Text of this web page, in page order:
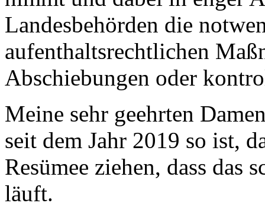
Landesbehörden die
aufenthaltsrechtlichen
Abschiebungen oder
Meine sehr geehrten
seit dem Jahr 2019 so ist,
Resümee ziehen, dass das
läuft.